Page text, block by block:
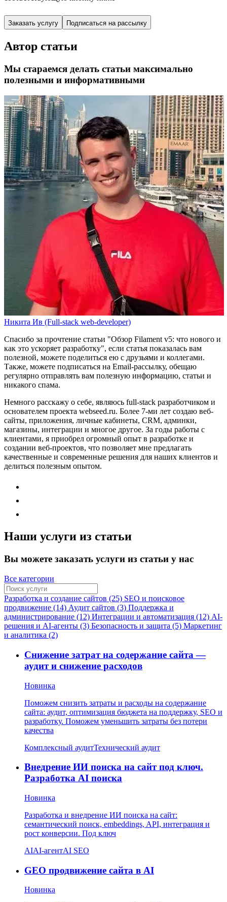
Заказать услугу Подписаться на рассылку
Автор статьи
Мы стараемся делать статьи максимально
полезными и информативными
Никита Ив (Full-stack web-developer)
Спасибо за прочтение статьи "Обзор Filament v5: что нового и
как это ускоряет разработку", если статья показалась вам
полезной, можете поделиться ею с друзьями и коллегами.
Также, можете подписаться на Email-рассылку, обещаю
регулярно отправлять вам полезную информацию, статьи и
никакого спама.
Немного расскажу о себе, являюсь full-stack разработчиком и
основателем проекта webseed.ru. Более 7-ми лет создаю веб-
сайты, приложения, личные кабинеты, CRM, админки,
магазины, интеграции и многое другое. За годы работы с
клиентами, я приобрел огромный опыт в разработке и
создании веб-проектов, что позволяет мне предлагать
качественные и современные решения для наших клиентов и
делиться полезным опытом.
Наши услуги из статьи
Вы можете заказать услуги из статьи у нас
Все категории
Разработка и создание сайтов (25) SEO и поисковое
продвижение (14) Аудит сайтов (3) Поддержка и
администрирование (12) Интеграции и автоматизация (12) AI-
решения и AI-агенты (3) Безопасность и защита (5) Маркетинг
и аналитика (2)
Снижение затрат на содержание сайта —
аудит и снижение расходов
Новинка
Поможем снизить затраты и расходы на содержание
сайта: аудит, оптимизация бюджета на поддержку, SEO и
разработку. Поможем уменьшить затраты без потери
качества
Комплексный аудитТехнический аудит
Внедрение ИИ поиска на сайт под ключ.
Разработка AI поиска
Новинка
Разработка и внедрение ИИ поиска на сайт:
семантический поиск, embeddings, API, интеграция и
рост конверсии. Под ключ
AIAI-агентAI SEO
GEO продвижение сайта в AI
Новинка